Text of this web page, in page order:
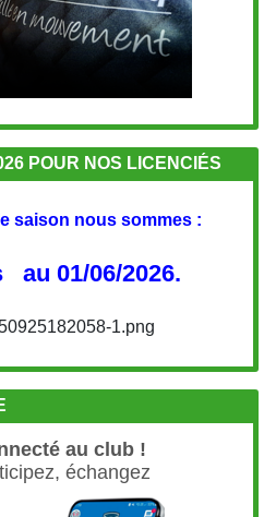
POUR NOS LICENCIÉS
saison nous sommes :
au 01/06/2026.
au club !
échangez